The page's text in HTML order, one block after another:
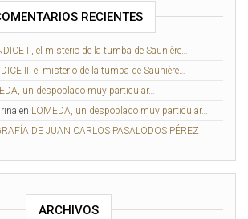
RECIENTES
II, el misterio de la tumba de Saunière…
II, el misterio de la tumba de Saunière…
un despoblado muy particular…
en LOMEDA, un despoblado muy particular…
DE JUAN CARLOS PASALODOS PÉREZ
ARCHIVOS